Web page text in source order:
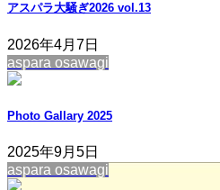
アスパラ大騒ぎ2026 vol.13
2026年4月7日
aspara osawagi
Photo Gallary 2025
2025年9月5日
aspara osawagi